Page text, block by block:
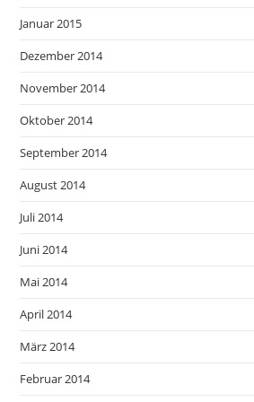
Januar 2015
Dezember 2014
November 2014
Oktober 2014
September 2014
August 2014
Juli 2014
Juni 2014
Mai 2014
April 2014
März 2014
Februar 2014